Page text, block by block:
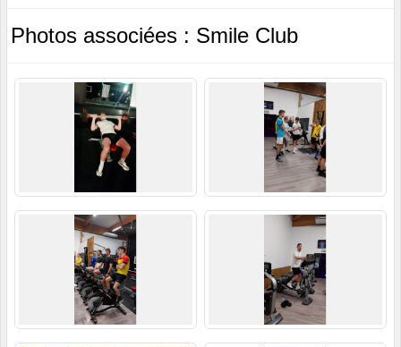
Photos associées : Smile Club